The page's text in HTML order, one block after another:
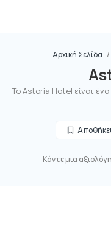
Αρχική Σελίδα
Το Astoria Hotel είναι
Κάντε μια